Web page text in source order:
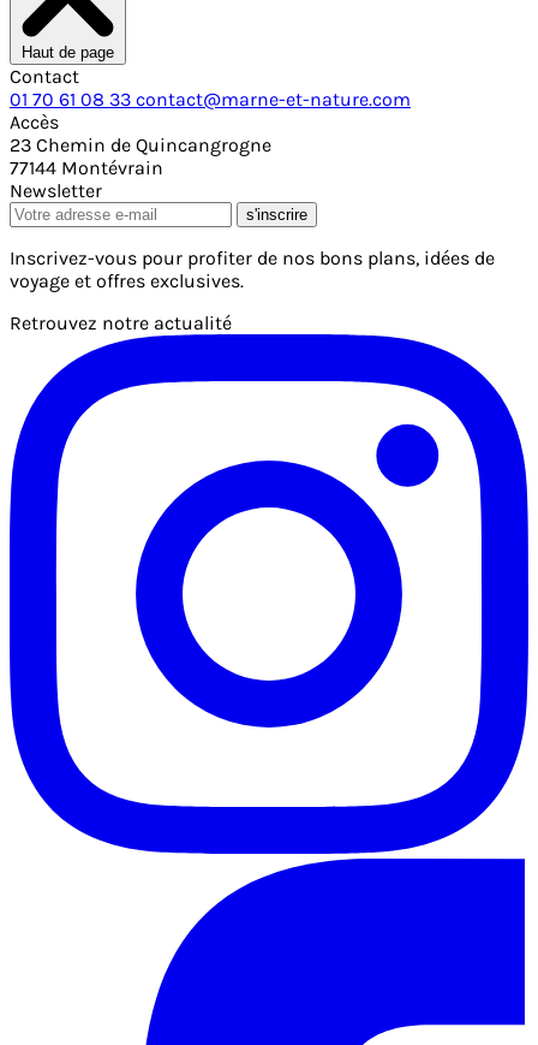
Haut de page
Contact
01 70 61 08 33 contact@marne-et-nature.com
Accès
23 Chemin de Quincangrogne
77144 Montévrain
Newsletter
s'inscrire
Inscrivez-vous pour profiter de nos bons plans, idées de
voyage et offres exclusives.
Retrouvez notre actualité